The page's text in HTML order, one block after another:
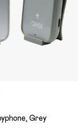
Grey